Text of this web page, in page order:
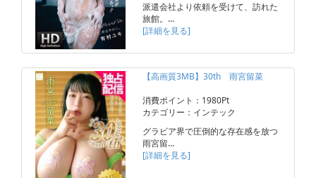
派遣会社より依頼を受けて、訪れた
旅館。…
[詳細を見る]
【高画質3MB】30th 雨宮留菜
消費ポイント：1980Pt
カテゴリー：インテック
グラビア界で圧倒的な存在感を放つ
雨宮留…
[詳細を見る]